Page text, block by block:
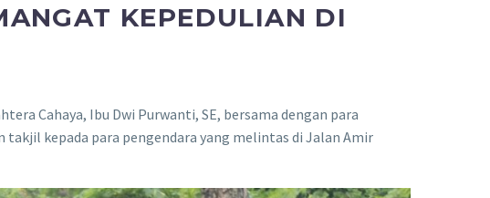
KEPEDULIAN DI
Cahaya, Ibu Dwi Purwanti, SE, bersama dengan para
kepada para pengendara yang melintas di Jalan Amir